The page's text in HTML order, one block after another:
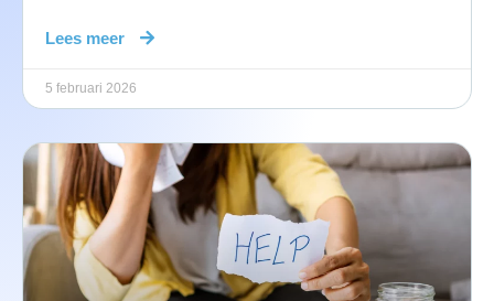
Lees meer
5 februari 2026